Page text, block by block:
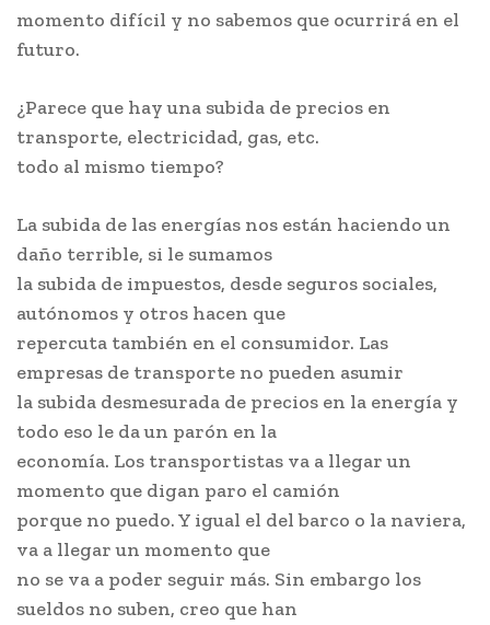
momento difícil y no sabemos que ocurrirá en el
futuro.
¿Parece que hay una subida de precios en
transporte, electricidad, gas, etc.
todo al mismo tiempo?
La subida de las energías nos están haciendo un
daño terrible, si le sumamos
la subida de impuestos, desde seguros sociales,
autónomos y otros hacen que
repercuta también en el consumidor. Las
empresas de transporte no pueden asumir
la subida desmesurada de precios en la energía y
todo eso le da un parón en la
economía. Los transportistas va a llegar un
momento que digan paro el camión
porque no puedo. Y igual el del barco o la naviera,
va a llegar un momento que
no se va a poder seguir más. Sin embargo los
sueldos no suben, creo que han